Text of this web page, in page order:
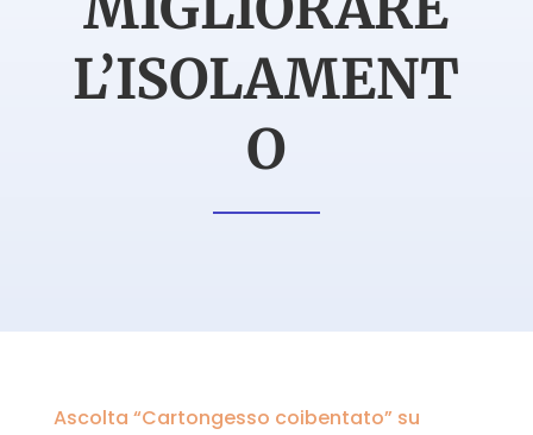
L’ISOLAMENT
O
Ascolta “Cartongesso coibentato” su